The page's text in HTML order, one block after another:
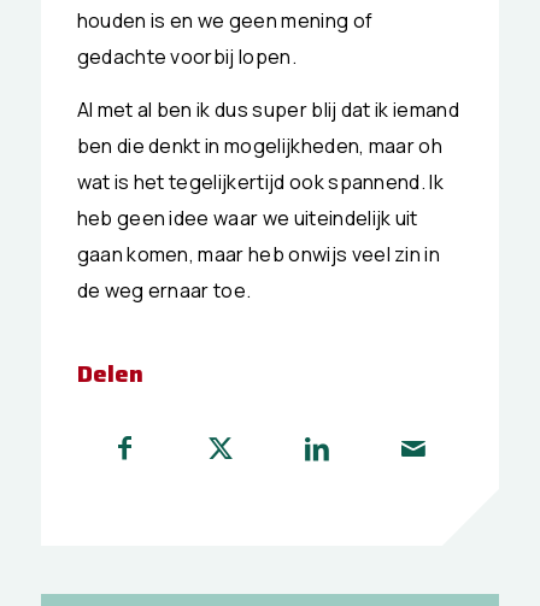
houden is en we geen mening of
gedachte voorbij lopen.
Al met al ben ik dus super blij dat ik iemand
ben die denkt in mogelijkheden, maar oh
wat is het tegelijkertijd ook spannend. Ik
heb geen idee waar we uiteindelijk uit
gaan komen, maar heb onwijs veel zin in
de weg ernaar toe.
Delen